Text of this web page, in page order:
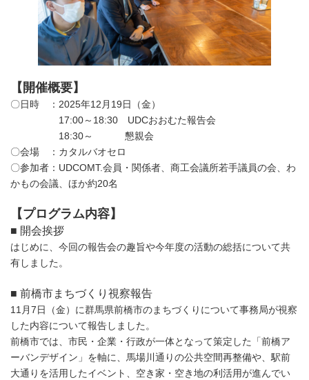
【開催概要】
〇日時 ：2025年12月19日（金）
17:00～18:30 UDCおおむた報告会
18:30～ 懇親会
〇会場 ：カタルバオセロ
〇参加者：UDCOMT.会員・関係者、商工会議所若手議員の会、わ
かもの会議、ほか約20名
【プログラム内容】
■ 開会挨拶
はじめに、今回の報告会の趣旨や今年度の活動の総括について共
有しました。
■ 前橋市まちづくり視察報告
11月7日（金）に群馬県前橋市のまちづくりについて事務局が視察
した内容について報告しました。
前橋市では、市民・企業・行政が一体となって策定した「前橋ア
ーバンデザイン」を軸に、馬場川通りの公共空間再整備や、駅前
大通りを活用したイベント、空き家・空き地の利活用が進んでい